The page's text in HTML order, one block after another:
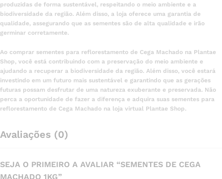
produzidas de forma sustentável, respeitando o meio ambiente e a
biodiversidade da região. Além disso, a loja oferece uma garantia de
qualidade, assegurando que as sementes são de alta qualidade e irão
germinar corretamente.
Ao comprar sementes para reflorestamento de Cega Machado na Plantae
Shop, você está contribuindo com a preservação do meio ambiente e
ajudando a recuperar a biodiversidade da região. Além disso, você estará
investindo em um futuro mais sustentável e garantindo que as gerações
futuras possam desfrutar de uma natureza exuberante e preservada. Não
perca a oportunidade de fazer a diferença e adquira suas sementes para
reflorestamento de Cega Machado na loja virtual Plantae Shop.
Avaliações (0)
SEJA O PRIMEIRO A AVALIAR “SEMENTES DE CEGA
MACHADO 1KG”